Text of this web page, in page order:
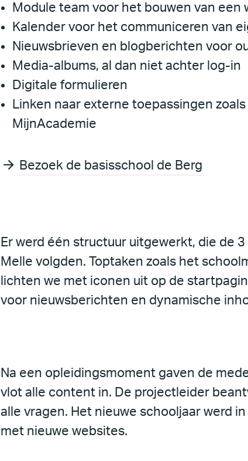
Module team voor het bouwen van een
Kalender voor het communiceren van
Nieuwsbrieven en blogberichten voor
Media-albums, al dan niet achter log-in
Digitale formulieren
Linken naar externe toepassingen
MijnAcademie
Bezoek de basisschool de Berg
Er werd één structuur uitgewerkt, die de
Melle volgden. Toptaken zoals het
lichten we met iconen uit op de
voor nieuwsberichten en dynamische
Na een opleidingsmoment gaven de
vlot alle content in. De projectleider
alle vragen. Het nieuwe schooljaar werd
met nieuwe websites.